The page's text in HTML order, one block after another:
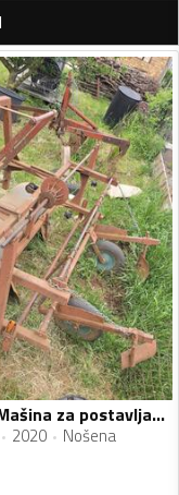
IMT - Mašina za postavljanje folije
2020 Nošena